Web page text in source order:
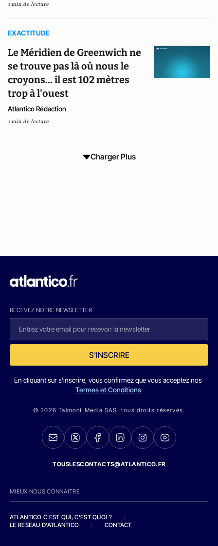
1 min de lecture
EXACTITUDE
Le Méridien de Greenwich ne
se trouve pas là où nous le
croyons... il est 102 mètres
trop à l'ouest
Atlantico Rédaction
1 min de lecture
Charger Plus
RECEVEZ NOTRE NEWSLETTER
S'INSCRIRE
En cliquant sur s'inscrire, vous confirmez que vous acceptez nos
Termes et Conditions
© 2026 Talmont Media SAS. tous droits réservés.
TOUSLESCONTACTS@ATLANTICO.FR
MIEUX NOUS CONNAITRE
ATLANTICO C'EST QUI, C'EST QUOI ?
/
LE RESEAU D'ATLANTICO
/ CONTACT